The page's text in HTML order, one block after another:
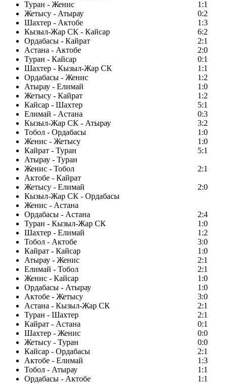
Туран - Женис
1:1
Жетысу - Атырау
0:2
Шахтер - Актобе
1:3
Кызыл-Жар СК - Кайсар
6:2
Ордабасы - Кайрат
2:1
Астана - Актобе
2:0
Туран - Кайсар
0:1
Шахтер - Кызыл-Жар СК
1:1
Ордабасы - Женис
1:2
Атырау - Елимай
1:0
Жетысу - Кайрат
1:2
Кайсар - Шахтер
5:1
Елимай - Астана
0:3
Кызыл-Жар СК - Атырау
3:2
Тобол - Ордабасы
1:0
Женис - Жетысу
1:0
Кайрат - Туран
5:1
Атырау - Туран
Женис - Тобол
2:1
Актобе - Кайрат
Жетысу - Елимай
2:0
Кызыл-Жар СК - Ордабасы
Женис - Астана
Ордабасы - Астана
2:4
Туран - Кызыл-Жар СК
1:0
Шахтер - Елимай
1:2
Тобол - Актобе
3:0
Кайрат - Кайсар
1:0
Атырау - Женис
2:1
Елимай - Тобол
2:1
Женис - Кайсар
1:0
Ордабасы - Атырау
1:0
Актобе - Жетысу
3:0
Астана - Кызыл-Жар СК
2:1
Туран - Шахтер
2:1
Кайрат - Астана
0:1
Шахтер - Женис
0:0
Жетысу - Туран
0:0
Кайсар - Ордабасы
2:1
Актобе - Елимай
1:3
Тобол - Атырау
1:1
Ордабасы - Актобе
1:1